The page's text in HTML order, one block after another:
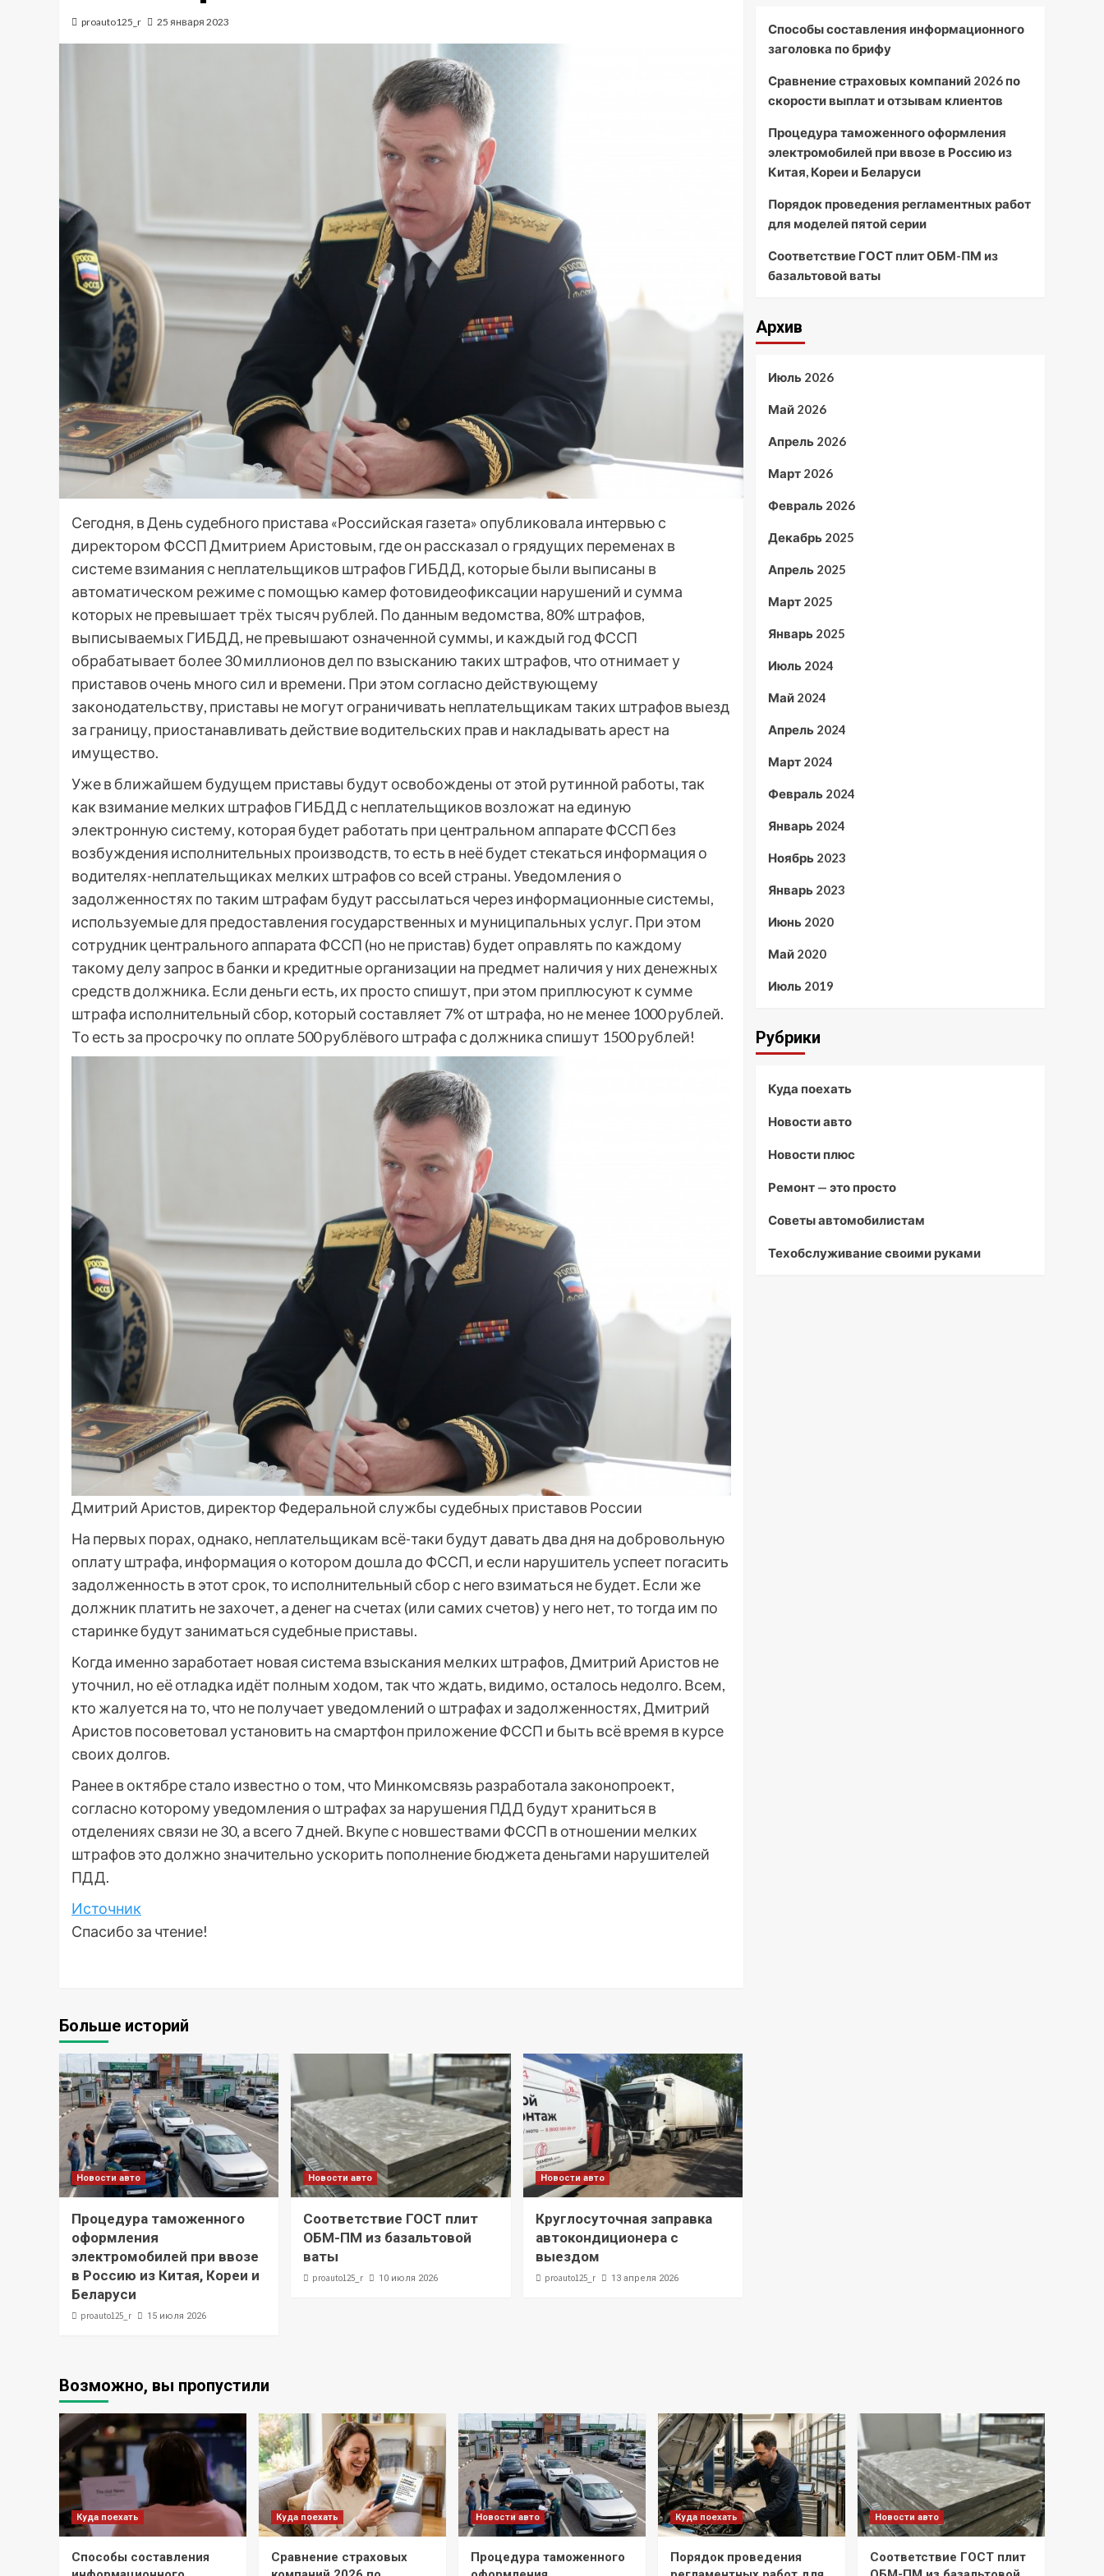
proauto125_r 25 января 2023
Сегодня, в День судебного пристава «Российская газета» опубликовала интервью с
директором ФССП Дмитрием Аристовым, где он рассказал о грядущих переменах в
системе взимания с неплательщиков штрафов ГИБДД, которые были выписаны в
автоматическом режиме с помощью камер фотовидеофиксации нарушений и сумма
которых не превышает трёх тысяч рублей. По данным ведомства, 80% штрафов,
выписываемых ГИБДД, не превышают означенной суммы, и каждый год ФССП
обрабатывает более 30 миллионов дел по взысканию таких штрафов, что отнимает у
приставов очень много сил и времени. При этом согласно действующему
законодательству, приставы не могут ограничивать неплательщикам таких штрафов выезд
за границу, приостанавливать действие водительских прав и накладывать арест на
имущество.
Уже в ближайшем будущем приставы будут освобождены от этой рутинной работы, так
как взимание мелких штрафов ГИБДД с неплательщиков возложат на единую
электронную систему, которая будет работать при центральном аппарате ФССП без
возбуждения исполнительных производств, то есть в неё будет стекаться информация о
водителях-неплательщиках мелких штрафов со всей страны. Уведомления о
задолженностях по таким штрафам будут рассылаться через информационные системы,
используемые для предоставления государственных и муниципальных услуг. При этом
сотрудник центрального аппарата ФССП (но не пристав) будет оправлять по каждому
такому делу запрос в банки и кредитные организации на предмет наличия у них денежных
средств должника. Если деньги есть, их просто спишут, при этом приплюсуют к сумме
штрафа исполнительный сбор, который составляет 7% от штрафа, но не менее 1000 рублей.
То есть за просрочку по оплате 500 рублёвого штрафа с должника спишут 1500 рублей!
Дмитрий Аристов, директор Федеральной службы судебных приставов России
На первых порах, однако, неплательщикам всё-таки будут давать два дня на добровольную
оплату штрафа, информация о котором дошла до ФССП, и если нарушитель успеет погасить
задолженность в этот срок, то исполнительный сбор с него взиматься не будет. Если же
должник платить не захочет, а денег на счетах (или самих счетов) у него нет, то тогда им по
старинке будут заниматься судебные приставы.
Когда именно заработает новая система взыскания мелких штрафов, Дмитрий Аристов не
уточнил, но её отладка идёт полным ходом, так что ждать, видимо, осталось недолго. Всем,
кто жалуется на то, что не получает уведомлений о штрафах и задолженностях, Дмитрий
Аристов посоветовал установить на смартфон приложение ФССП и быть всё время в курсе
своих долгов.
Ранее в октябре стало известно о том, что Минкомсвязь разработала законопроект,
согласно которому уведомления о штрафах за нарушения ПДД будут храниться в
отделениях связи не 30, а всего 7 дней. Вкупе с новшествами ФССП в отношении мелких
штрафов это должно значительно ускорить пополнение бюджета деньгами нарушителей
ПДД.
Источник
Спасибо за чтение!
Больше историй
Новости авто
Процедура таможенного
оформления
электромобилей при ввозе
в Россию из Китая, Кореи и
Беларуси
proauto125_r 15 июля 2026
Новости авто
Соответствие ГОСТ плит
ОБМ-ПМ из базальтовой
ваты
proauto125_r 10 июля 2026
Новости авто
Круглосуточная заправка
автокондиционера с
выездом
proauto125_r 13 апреля 2026
Способы составления информационного
заголовка по брифу
Сравнение страховых компаний 2026 по
скорости выплат и отзывам клиентов
Процедура таможенного оформления
электромобилей при ввозе в Россию из
Китая, Кореи и Беларуси
Порядок проведения регламентных работ
для моделей пятой серии
Соответствие ГОСТ плит ОБМ-ПМ из
базальтовой ваты
Архив
Июль 2026
Май 2026
Апрель 2026
Март 2026
Февраль 2026
Декабрь 2025
Апрель 2025
Март 2025
Январь 2025
Июль 2024
Май 2024
Апрель 2024
Март 2024
Февраль 2024
Январь 2024
Ноябрь 2023
Январь 2023
Июнь 2020
Май 2020
Июль 2019
Рубрики
Куда поехать
Новости авто
Новости плюс
Ремонт — это просто
Советы автомобилистам
Техобслуживание своими руками
Возможно, вы пропустили
Куда поехать
Способы составления
Куда поехать
Сравнение страховых
Новости авто
Процедура таможенного
Куда поехать
Порядок проведения
Новости авто
Соответствие ГОСТ плит